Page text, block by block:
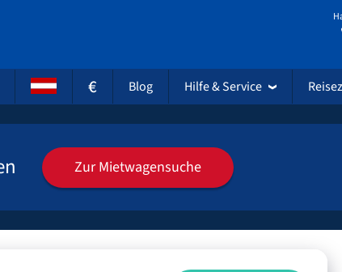
€ Blog Hilfe & Service
Zur Mietwagensuche